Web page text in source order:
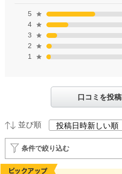
5
4
3
2
1
口コミを投
並び順
条件で絞り込む